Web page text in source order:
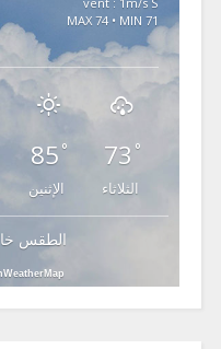
MAX 74 • MIN 71
85 °
الإثنين
73 °
الثلاثاء
الطقس